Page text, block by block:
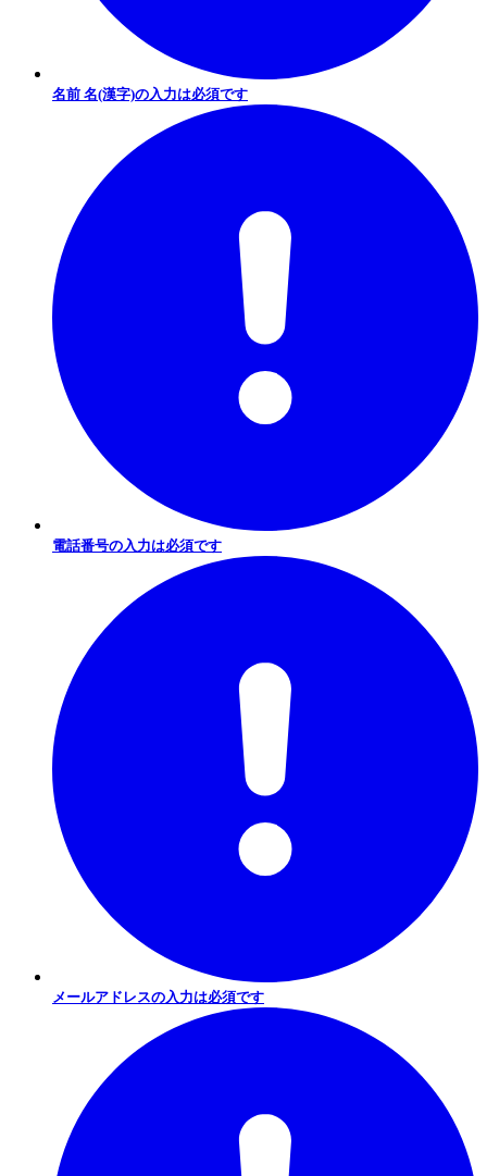
名前 名(漢字)の入力は必須です
電話番号の入力は必須です
メールアドレスの入力は必須です